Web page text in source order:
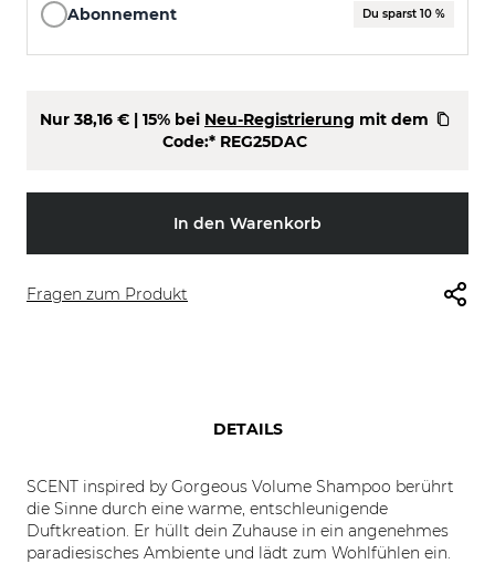
Abonnement Du sparst 10 %
Nur 38,16 € | 15% bei Neu-Registrierung mit dem
Code:* REG25DAC
In den Warenkorb
Fragen zum Produkt
DETAILS
SCENT inspired by Gorgeous Volume Shampoo berührt
die Sinne durch eine warme, entschleunigende
Duftkreation. Er hüllt dein Zuhause in ein angenehmes
paradiesisches Ambiente und lädt zum Wohlfühlen ein.